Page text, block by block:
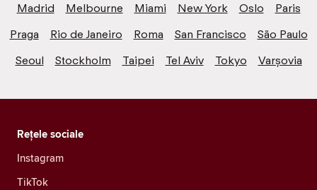
Madrid
Melbourne Miami New York Oslo
Paris
Praga
Rio de Janeiro Roma San Francisco
São Paulo
Seoul
Stockholm Taipei Tel Aviv Tokyo Varșovia
Rețele sociale
Instagram
TikTok